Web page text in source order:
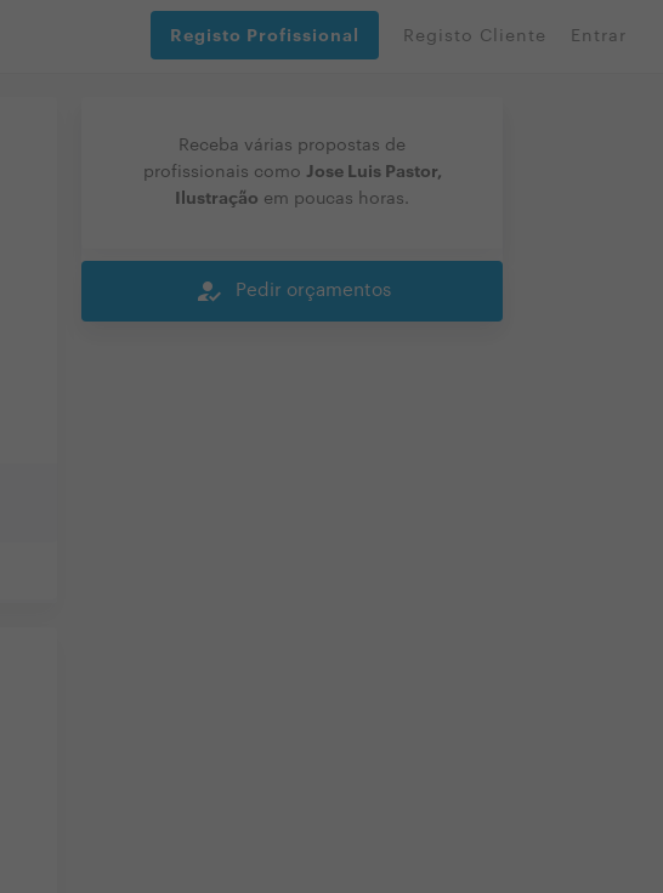
Registo Profissional Registo Cliente Entrar
Receba várias propostas de
profissionais como Jose Luis Pastor,
Ilustração em poucas horas.
how_to_reg Pedir orçamentos